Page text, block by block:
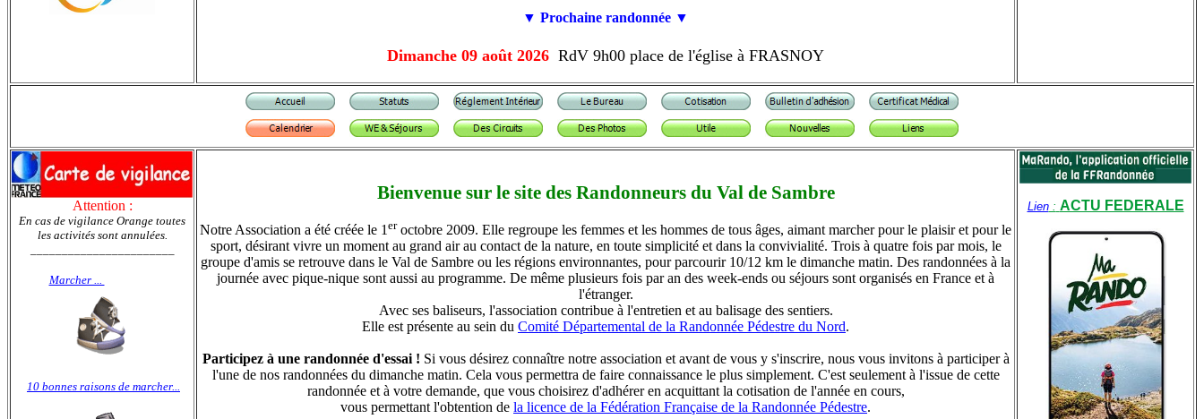
▼ Prochaine randonnée ▼
Dimanche 09 août 2026 RdV 9h00 place de l'église à FRASNOY
Attention :
En cas de vigilance Orange toutes
les activités sont annulées.
Marcher ...
10 bonnes raisons de marcher...
Bienvenue sur le site des Randonneurs du Val de Sambre
Notre Association a été créée le 1 eroctobre 2009. Elle regroupe les femmes et les hommes de tous âges, aimant marcher pour le plaisir et pour le
sport, désirant vivre un moment au grand air au contact de la nature, en toute simplicité et dans la convivialité. Trois à quatre fois par mois, le
groupe d'amis se retrouve dans le Val de Sambre ou les régions environnantes, pour parcourir 10/12 km le dimanche matin. Des randonnées à la
journée avec pique-nique sont aussi au programme. De même plusieurs fois par an des week-ends ou séjours sont organisés en France et à
l'étranger.
Avec ses baliseurs, l'association contribue à l'entretien et au balisage des sentiers.
Elle est présente au sein du Comité Départemental de la Randonnée Pédestre du Nord.
Participez à une randonnée d'essai ! Si vous désirez connaître notre association et avant de vous y s'inscrire, nous vous invitons à participer à
l'une de nos randonnées du dimanche matin. Cela vous permettra de faire connaissance le plus simplement. C'est seulement à l'issue de cette
randonnée et à votre demande, que vous choisirez d'adhérer en acquittant la cotisation de l'année en cours,
vous permettant l'obtention de la licence de la Fédération Française de la Randonnée Pédestre.
Lien: ACTU FEDERALE